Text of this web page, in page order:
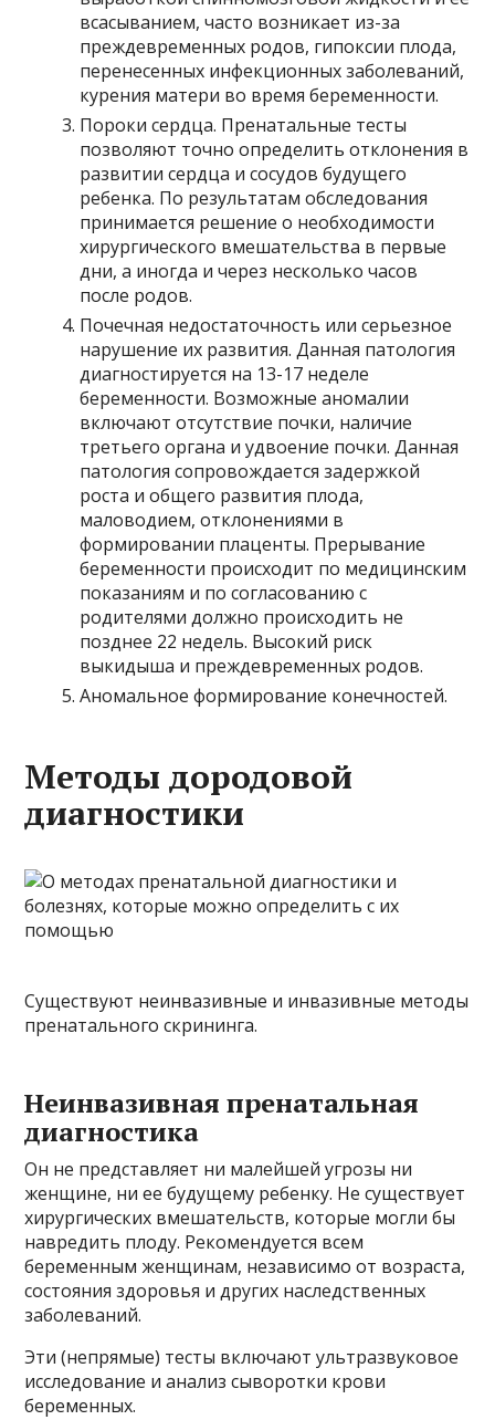
всасыванием, часто возникает из-за
преждевременных родов, гипоксии плода,
перенесенных инфекционных заболеваний,
курения матери во время беременности.
Пороки сердца. Пренатальные тесты
позволяют точно определить отклонения в
развитии сердца и сосудов будущего
ребенка. По результатам обследования
принимается решение о необходимости
хирургического вмешательства в первые
дни, а иногда и через несколько часов
после родов.
Почечная недостаточность или серьезное
нарушение их развития. Данная патология
диагностируется на 13-17 неделе
беременности. Возможные аномалии
включают отсутствие почки, наличие
третьего органа и удвоение почки. Данная
патология сопровождается задержкой
роста и общего развития плода,
маловодием, отклонениями в
формировании плаценты. Прерывание
беременности происходит по медицинским
показаниям и по согласованию с
родителями должно происходить не
позднее 22 недель. Высокий риск
выкидыша и преждевременных родов.
Аномальное формирование конечностей.
Методы дородовой
диагностики
Существуют неинвазивные и инвазивные методы
пренатального скрининга.
Неинвазивная пренатальная
диагностика
Он не представляет ни малейшей угрозы ни
женщине, ни ее будущему ребенку. Не существует
хирургических вмешательств, которые могли бы
навредить плоду. Рекомендуется всем
беременным женщинам, независимо от возраста,
состояния здоровья и других наследственных
заболеваний.
Эти (непрямые) тесты включают ультразвуковое
исследование и анализ сыворотки крови
беременных.